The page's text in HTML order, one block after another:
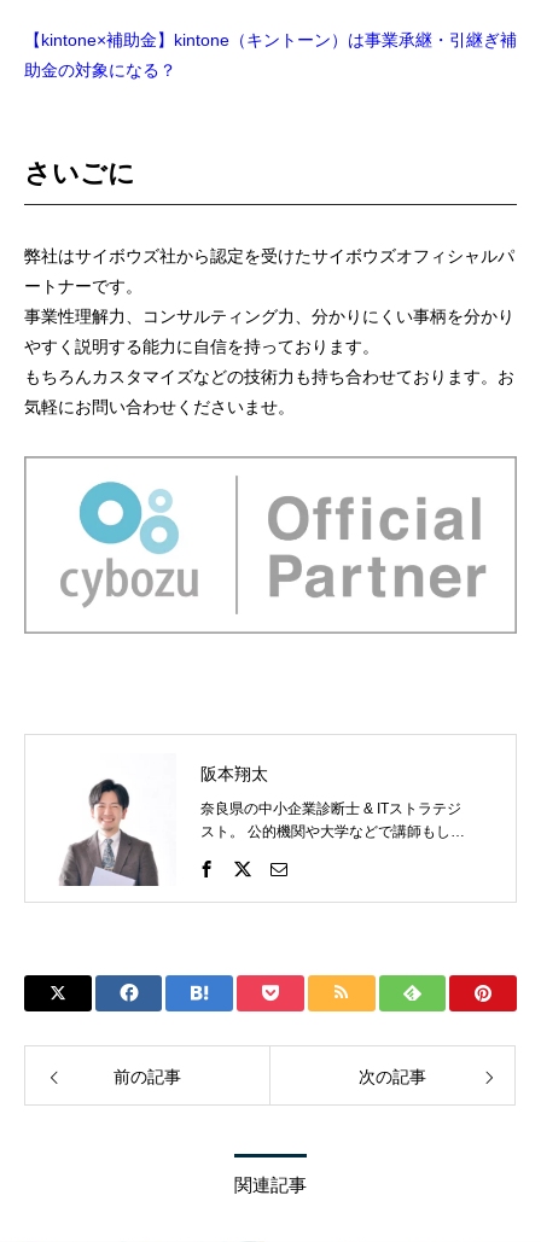
【kintone×補助金】kintone（キントーン）は事業承継・引継ぎ補
助金の対象になる？
さいごに
弊社はサイボウズ社から認定を受けたサイボウズオフィシャルパ
ートナーです。
事業性理解力、コンサルティング力、分かりにくい事柄を分かり
やすく説明する能力に自信を持っております。
もちろんカスタマイズなどの技術力も持ち合わせております。お
気軽にお問い合わせくださいませ。
阪本翔太
奈良県の中小企業診断士 & ITストラテジ
スト。 公的機関や大学などで講師もして
したい。
前の記事 次の記事
関連記事